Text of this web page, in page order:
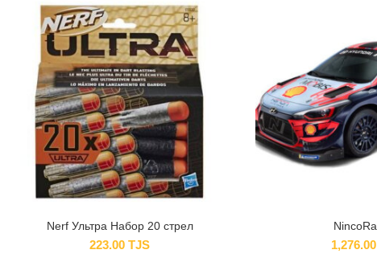
Nerf Ультра Набор 20 стрел
223.00TJS 1,276.00